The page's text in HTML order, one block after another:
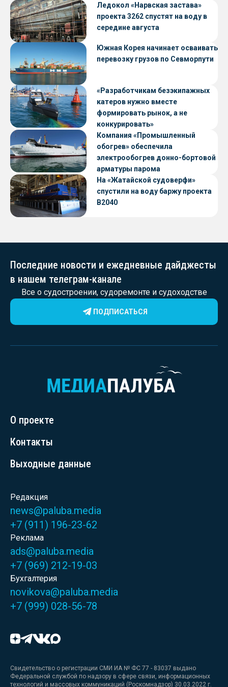
Ледокол «Нарвская застава»
проекта 3262 спустят на воду в
середине августа
Южная Корея начинает осваивать
перевозку грузов по Севморпути
«Разработчикам безэкипажных
катеров нужно вместе
формировать рынок, а не
конкурировать»
Компания «Промышленный
обогрев» обеспечила
электрообогрев донно-бортовой
арматуры парома
«Петропавловск» проекта CNF22
На «Жатайской судоверфи»
спустили на воду баржу проекта
В2040
Последние новости и ежедневные дайджесты
в нашем телеграм-канале
Все о судостроении, судоремонте и судоходстве
ПОДПИСАТЬСЯ
О проекте
Контакты
Выходные данные
Редакция
news@paluba.media
+7 (911) 196-23-62
Реклама
ads@paluba.media
+7 (969) 212-19-03
Бухгалтерия
novikova@paluba.media
+7 (999) 028-56-78
Свидетельство о регистрации СМИ ИА № ФС 77 - 83037 выдано
Федеральной службой по надзору в сфере связи, информационных
технологий и массовых коммуникаций (Роскомнадзор) 30.03.2022 г.